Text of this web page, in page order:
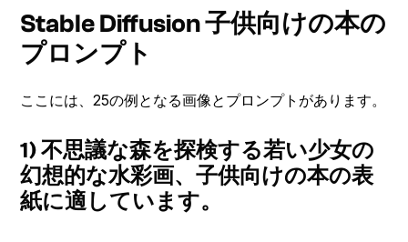
Stable Diffusion 子供向けの本の
プロンプト
ここには、25の例となる画像とプロンプトがあります。
1) 不思議な森を探検する若い少女の
幻想的な水彩画、子供向けの本の表
紙に適しています。